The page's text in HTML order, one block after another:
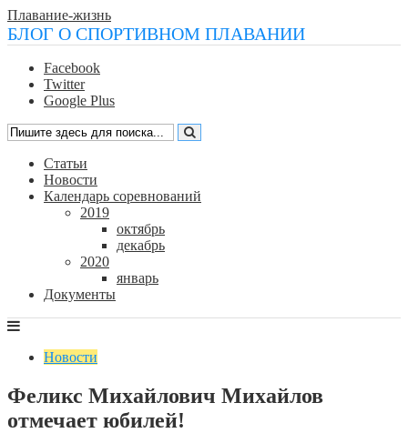
Плавание-жизнь
БЛОГ О СПОРТИВНОМ ПЛАВАНИИ
Facebook
Twitter
Google Plus
Статьи
Новости
Календарь соревнований
2019
октябрь
декабрь
2020
январь
Документы
Новости
Феликс Михайлович Михайлов
отмечает юбилей!